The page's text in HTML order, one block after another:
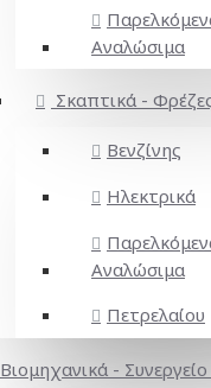
Αναλώσιμα
Σκαπτικά -
Βενζίνης
Ηλεκτρικά
Αναλώσιμα
Πετρελαίου
Βιομηχανικά - Συνεργείο